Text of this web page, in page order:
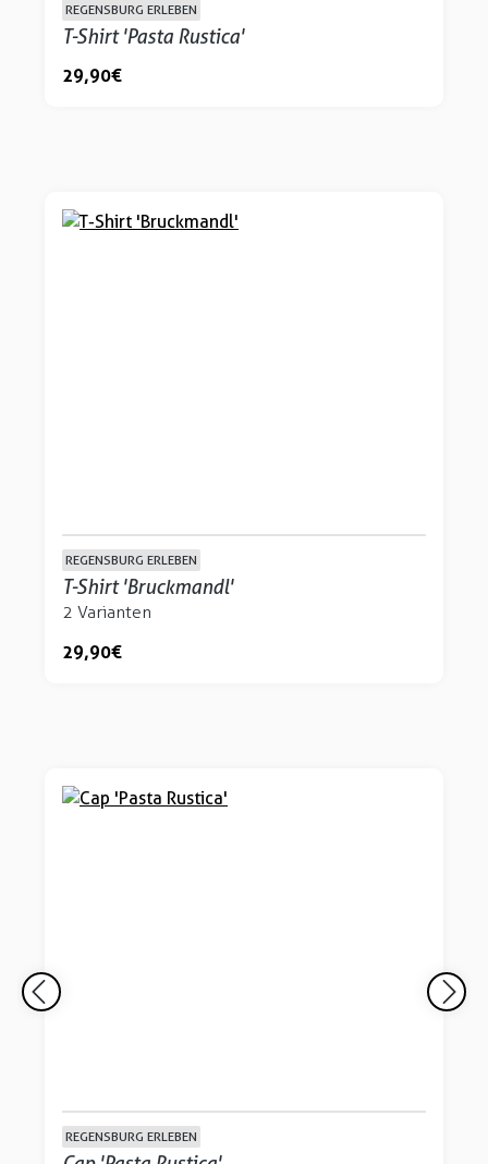
REGENSBURG ERLEBEN
T-Shirt 'Pasta Rustica'
29,90 €
REGENSBURG ERLEBEN
T-Shirt 'Bruckmandl'
2 Varianten
29,90 €
REGENSBURG ERLEBEN